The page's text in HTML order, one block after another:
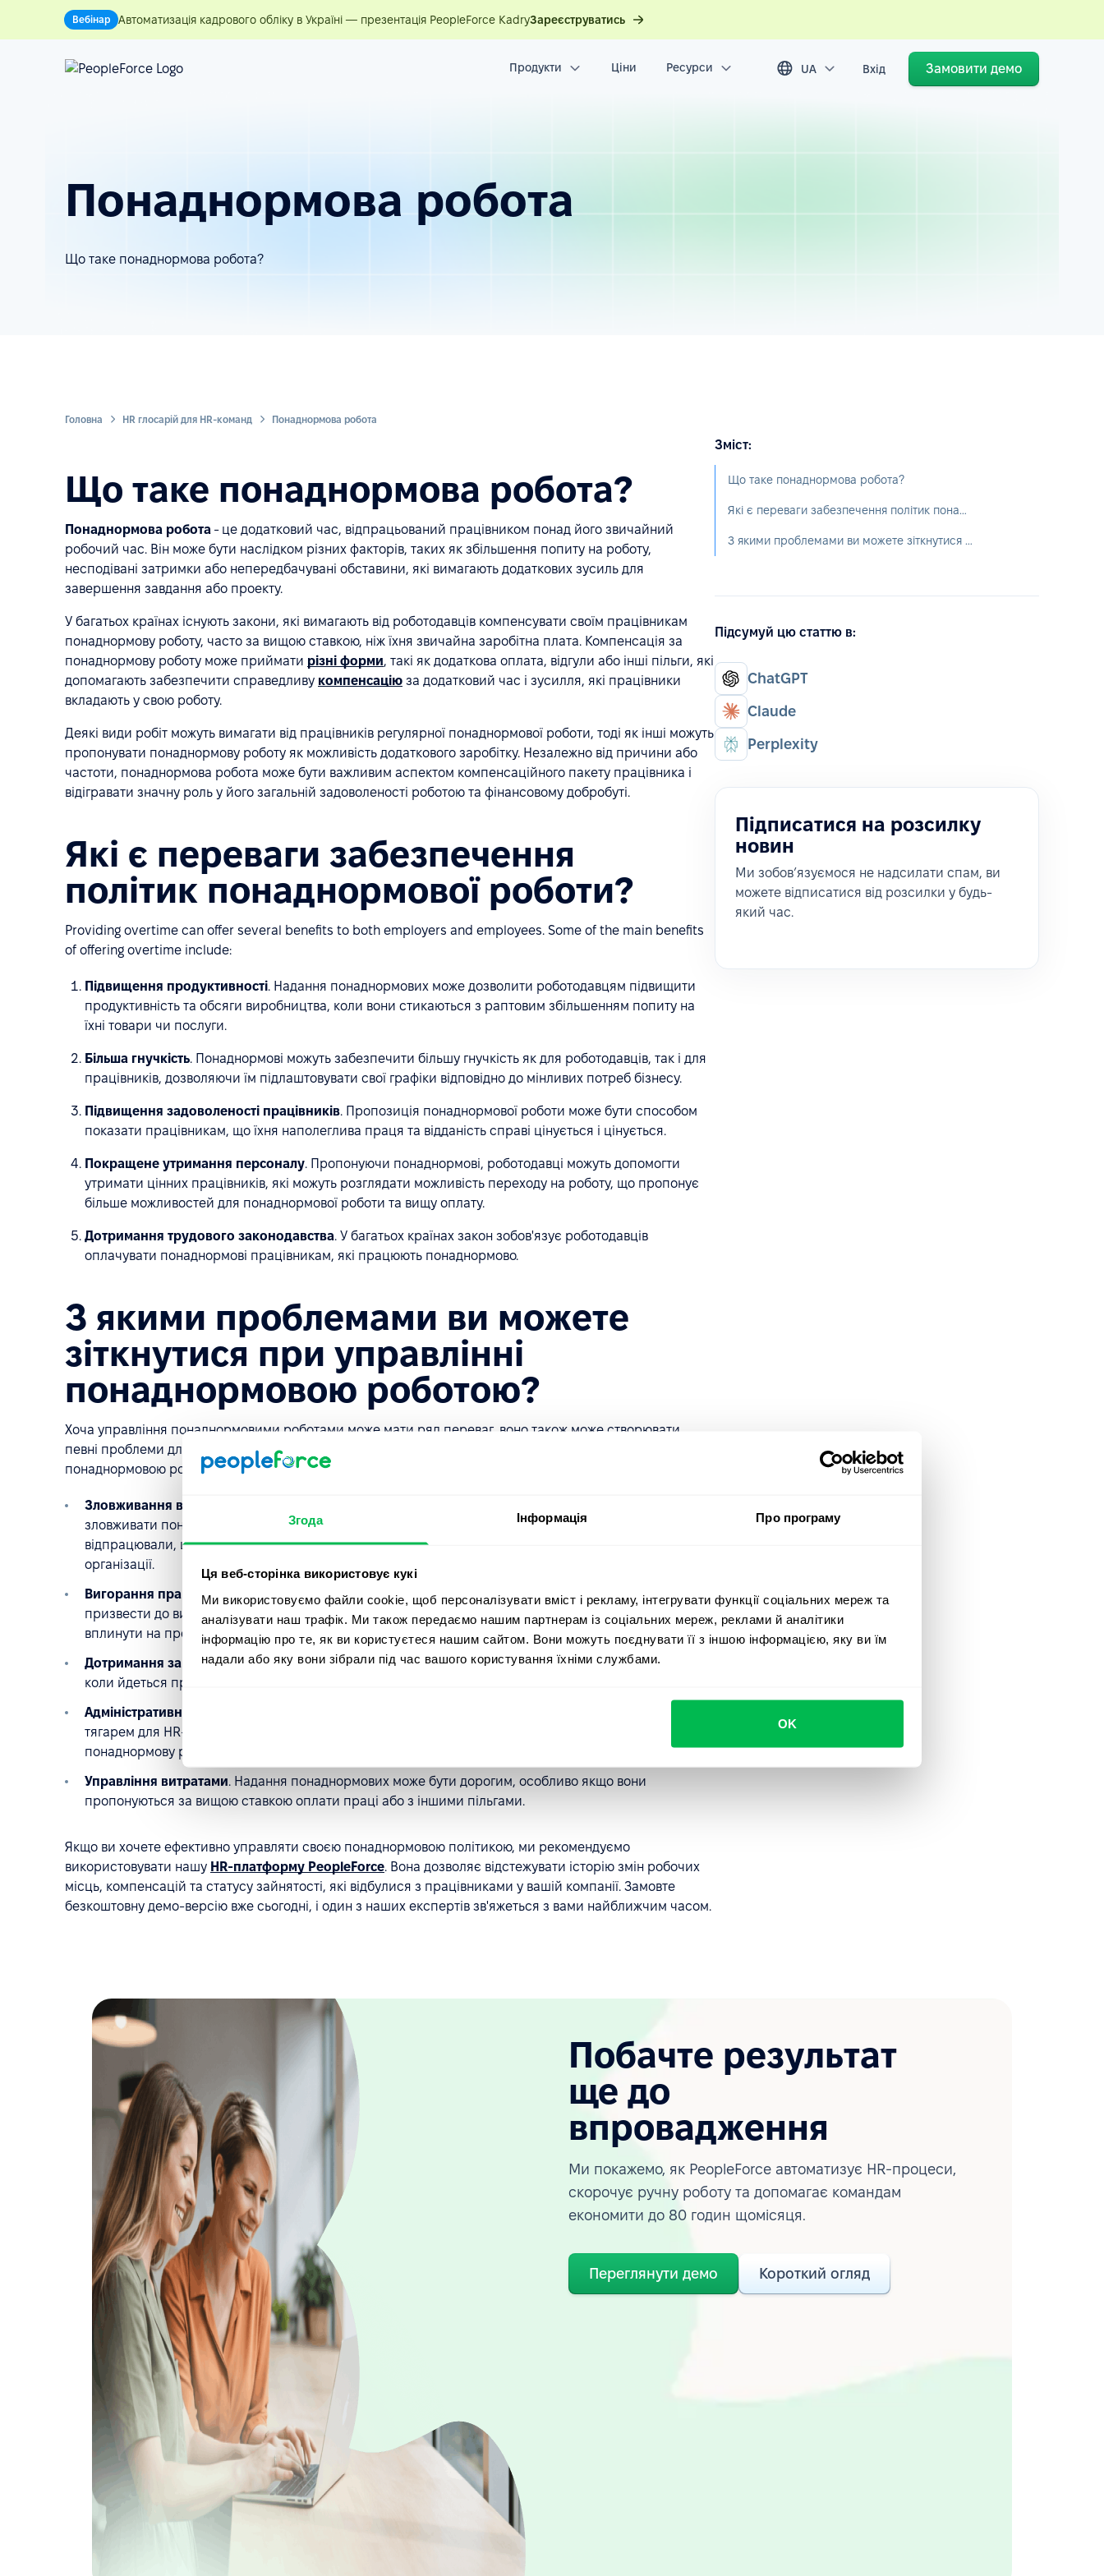
Згода Інформація Про програму
Ця веб-сторінка використовує кукі
Ми використовуємо файли cookie, щоб персоналізувати вміст і рекламу, інтегрувати функції соціальних мереж та
аналізувати наш трафік. Ми також передаємо нашим партнерам із соціальних мереж, реклами й аналітики
інформацію про те, як ви користуєтеся нашим сайтом. Вони можуть поєднувати її з іншою інформацією, яку ви їм
надали або яку вони зібрали під час вашого користування їхніми службами.
OK
Вебінар Автоматизація кадрового обліку в Україні — презентація PeopleForce KadryЗареєструватись
Продукти Ціни Ресурси UA Вхід Замовити демо
Понаднормова робота
Що таке понаднормова робота?
Головна HR глосарій для HR-команд Понаднормова робота
Що таке понаднормова робота?
Понаднормова робота - це додатковий час, відпрацьований працівником понад його звичайний
робочий час. Він може бути наслідком різних факторів, таких як збільшення попиту на роботу,
несподівані затримки або непередбачувані обставини, які вимагають додаткових зусиль для
завершення завдання або проекту.
У багатьох країнах існують закони, які вимагають від роботодавців компенсувати своїм працівникам
понаднормову роботу, часто за вищою ставкою, ніж їхня звичайна заробітна плата. Компенсація за
понаднормову роботу може приймати різні форми, такі як додаткова оплата, відгули або інші пільги, які
допомагають забезпечити справедливу компенсацію за додатковий час і зусилля, які працівники
вкладають у свою роботу.
Деякі види робіт можуть вимагати від працівників регулярної понаднормової роботи, тоді як інші можуть
пропонувати понаднормову роботу як можливість додаткового заробітку. Незалежно від причини або
частоти, понаднормова робота може бути важливим аспектом компенсаційного пакету працівника і
відігравати значну роль у його загальній задоволеності роботою та фінансовому добробуті.
Які є переваги забезпечення
політик понаднормової роботи?
Providing overtime can offer several benefits to both employers and employees. Some of the main benefits
of offering overtime include:
Підвищення продуктивності. Надання понаднормових може дозволити роботодавцям підвищити
продуктивність та обсяги виробництва, коли вони стикаються з раптовим збільшенням попиту на
їхні товари чи послуги.
Більша гнучкість. Понаднормові можуть забезпечити більшу гнучкість як для роботодавців, так і для
працівників, дозволяючи їм підлаштовувати свої графіки відповідно до мінливих потреб бізнесу.
Підвищення задоволеності працівників. Пропозиція понаднормової роботи може бути способом
показати працівникам, що їхня наполеглива праця та відданість справі цінується і цінується.
Покращене утримання персоналу. Пропонуючи понаднормові, роботодавці можуть допомогти
утримати цінних працівників, які можуть розглядати можливість переходу на роботу, що пропонує
більше можливостей для понаднормової роботи та вищу оплату.
Дотримання трудового законодавства. У багатьох країнах закон зобов'язує роботодавців
оплачувати понаднормові працівникам, які працюють понаднормово.
З якими проблемами ви можете
зіткнутися при управлінні
понаднормовою роботою?
Хоча управління понаднормовими роботами може мати ряд переваг, воно також може створювати
певні проблеми для HR-фахівців. Ось деякі з проблем, які можуть виникнути при управлінні
понаднормовою роботою:
Зловживання відпрацьованими понаднормовими годинами
зловживати понаднормовими годинами, заявляючи про більшу кількість годин, ніж вони насправді
відпрацювали, що може призвести до неточного обліку робочого часу та збільшення витрат для
організації.
Вигорання працівників
. Якщо працівники регулярно змушені працювати понаднормово, це може
призвести до вигорання і
зниження задоволеності роботою
, що в кінцевому підсумку може
вплинути на продуктивність і
Дотримання законодавства. Управління понаднормовою роботою може бути складним, особливо
коли йдеться про забезпечення дотримання трудового законодавства.
Адміністративне навантаження
тягарем для HR-фахівців, особливо якщо вони вручну відстежують і затверджують запити на
понаднормову роботу.
Управління витратами. Надання понаднормових може бути дорогим, особливо якщо вони
пропонуються за вищою ставкою оплати праці або з іншими пільгами.
Якщо ви хочете ефективно управляти своєю понаднормовою політикою, ми рекомендуємо
використовувати нашу HR-платформу PeopleForce. Вона дозволяє відстежувати історію змін робочих
місць, компенсацій та статусу зайнятості, які відбулися з працівниками у вашій компанії. Замовте
безкоштовну демо-версію вже сьогодні, і один з наших експертів зв'яжеться з вами найближчим часом.
Зміст:
Що таке понаднормова робота?
Які є переваги забезпечення політик понаднормової роботи?
З якими проблемами ви можете зіткнутися при управлінні понаднормовою роботою?
Підсумуй цю статтю в:
ChatGPT
Claude
Perplexity
Підписатися на розсилку
новин
Ми зобовʼязуємося не надсилати спам, ви
можете відписатися від розсилки у будь-
який час.
Побачте результат
ще до
впровадження
Ми покажемо, як PeopleForce автоматизує HR-процеси,
скорочує ручну роботу та допомагає командам
економити до 80 годин щомісяця.
Переглянути демо Короткий огляд